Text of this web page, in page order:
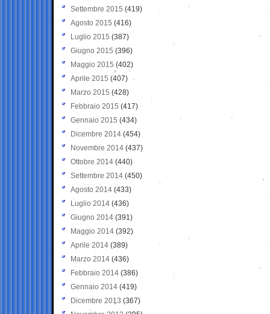
Settembre 2015 (419)
Agosto 2015 (416)
Luglio 2015 (387)
Giugno 2015 (396)
Maggio 2015 (402)
Aprile 2015 (407)
Marzo 2015 (428)
Febbraio 2015 (417)
Gennaio 2015 (434)
Dicembre 2014 (454)
Novembre 2014 (437)
Ottobre 2014 (440)
Settembre 2014 (450)
Agosto 2014 (433)
Luglio 2014 (436)
Giugno 2014 (391)
Maggio 2014 (392)
Aprile 2014 (389)
Marzo 2014 (436)
Febbraio 2014 (386)
Gennaio 2014 (419)
Dicembre 2013 (367)